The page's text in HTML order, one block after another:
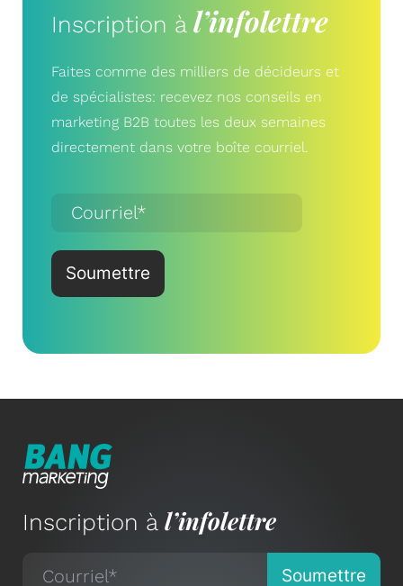
Inscription à l’infolettre
Faites comme des milliers de décideurs et
de spécialistes: recevez nos conseils en
marketing B2B toutes les deux semaines
directement dans votre boîte courriel.
Inscription à l’infolettre